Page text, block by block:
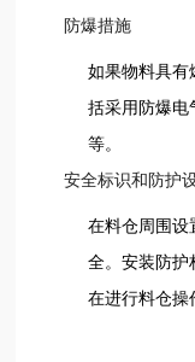
防爆措施
如果物料具有
括采用防爆电
等。
安全标识和防护
在料仓周围设
全。安装防护
在进行料仓操